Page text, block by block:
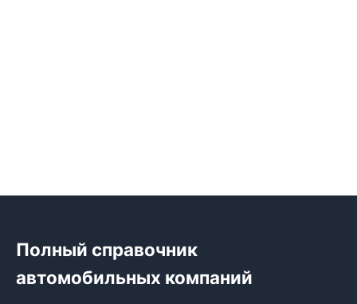
Полный справочник
автомобильных компаний